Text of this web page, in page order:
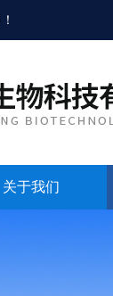
！
关于我们